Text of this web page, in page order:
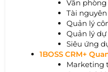
Văn
Tài
Quản lý
Quản lý dự
Siêu ứng
1BOSS CRM+
Marketing